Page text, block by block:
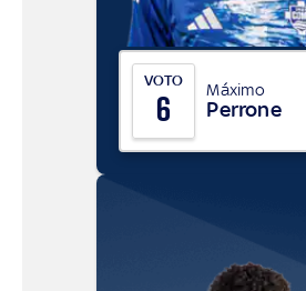
VOTO
6 Máximo
Perrone